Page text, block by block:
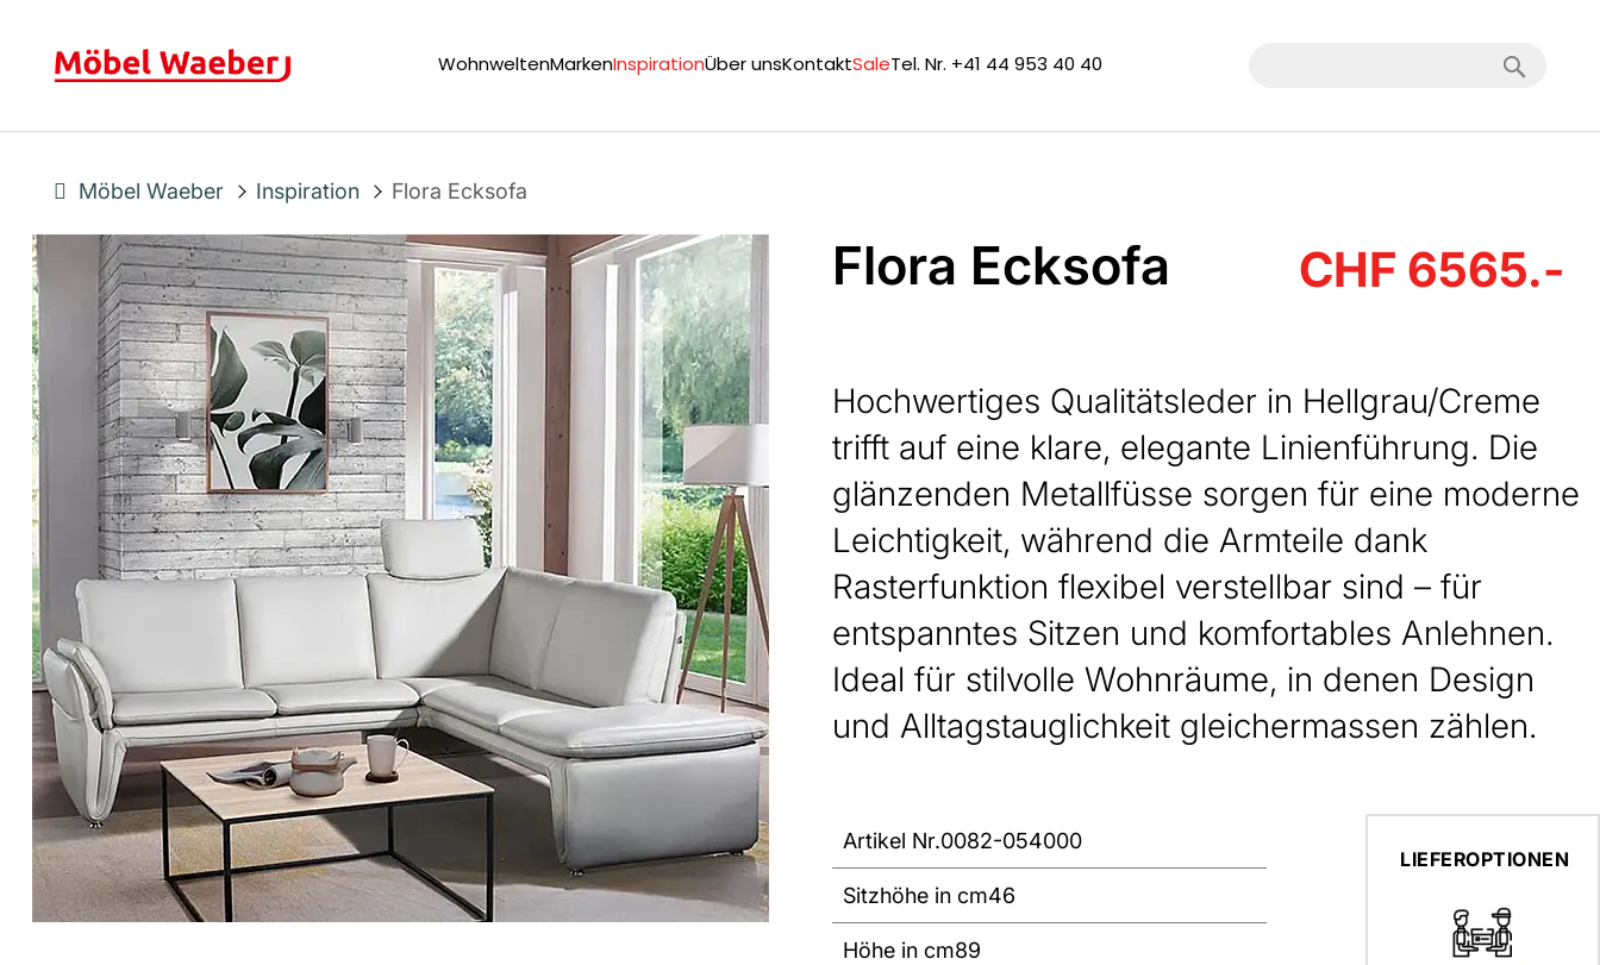
WohnweltenMarkenInspirationÜber unsKontaktSaleTel. Nr. +41 44 953 40 40
Möbel Waeber Inspiration Flora Ecksofa
Flora Ecksofa CHF 6565.-
Hochwertiges Qualitätsleder in Hellgrau/Creme
trifft auf eine klare, elegante Linienführung. Die
glänzenden Metallfüsse sorgen für eine moderne
Leichtigkeit, während die Armteile dank
Rasterfunktion flexibel verstellbar sind – für
entspanntes Sitzen und komfortables Anlehnen.
Ideal für stilvolle Wohnräume, in denen Design
und Alltagstauglichkeit gleichermassen zählen.
Artikel Nr.0082-054000
Sitzhöhe in cm46
Höhe in cm89
LIEFEROPTIONEN